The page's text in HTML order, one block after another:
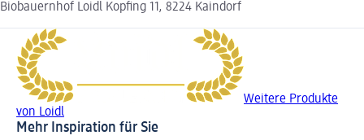
Biobauernhof Loidl Kopfing 11, 8224 Kaindorf
Weitere Produkte
von Loidl
Mehr Inspiration für Sie